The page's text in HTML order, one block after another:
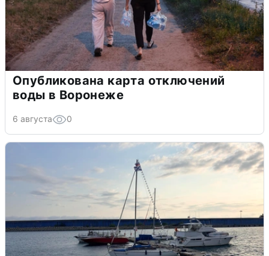
Опубликована карта отключений
воды в Воронеже
6 августа 0